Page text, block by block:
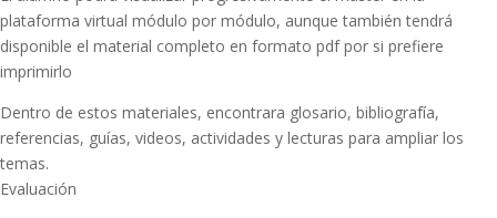
plataforma virtual módulo por módulo, aunque también tendrá
disponible el material completo en formato pdf por si prefiere
imprimirlo
Dentro de estos materiales, encontrara glosario, bibliografía,
referencias, guías, videos, actividades y lecturas para ampliar los
temas.
Evaluación